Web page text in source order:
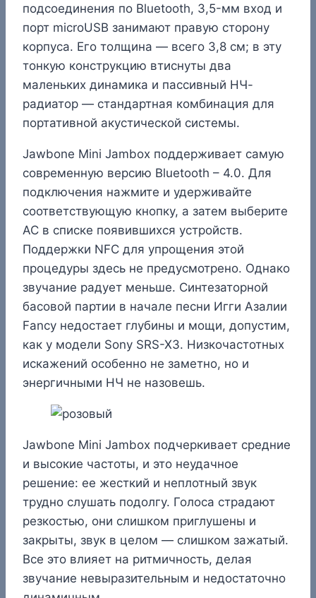
подсоединения по Bluetooth, 3,5-мм вход и
порт microUSB занимают правую сторону
корпуса. Его толщина — всего 3,8 см; в эту
тонкую конструкцию втиснуты два
маленьких динамика и пассивный НЧ-
радиатор — стандартная комбинация для
портативной акустической системы.
Jawbone Mini Jambox поддерживает самую
современную версию Bluetooth – 4.0. Для
подключения нажмите и удерживайте
соответствующую кнопку, а затем выберите
АС в списке появившихся устройств.
Поддержки NFC для упрощения этой
процедуры здесь не предусмотрено. Однако
звучание радует меньше. Синтезаторной
басовой партии в начале песни Игги Азалии
Fancy недостает глубины и мощи, допустим,
как у модели Sony SRS-X3. Низкочастотных
искажений особенно не заметно, но и
энергичными НЧ не назовешь.
Jawbone Mini Jambox подчеркивает средние
и высокие частоты, и это неудачное
решение: ее жесткий и неплотный звук
трудно слушать подолгу. Голоса страдают
резкостью, они слишком приглушены и
закрыты, звук в целом — слишком зажатый.
Все это влияет на ритмичность, делая
звучание невыразительным и недостаточно